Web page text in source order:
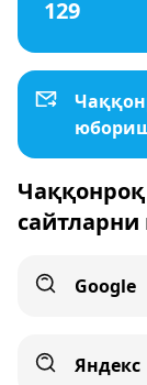
129
Google
Яндекс